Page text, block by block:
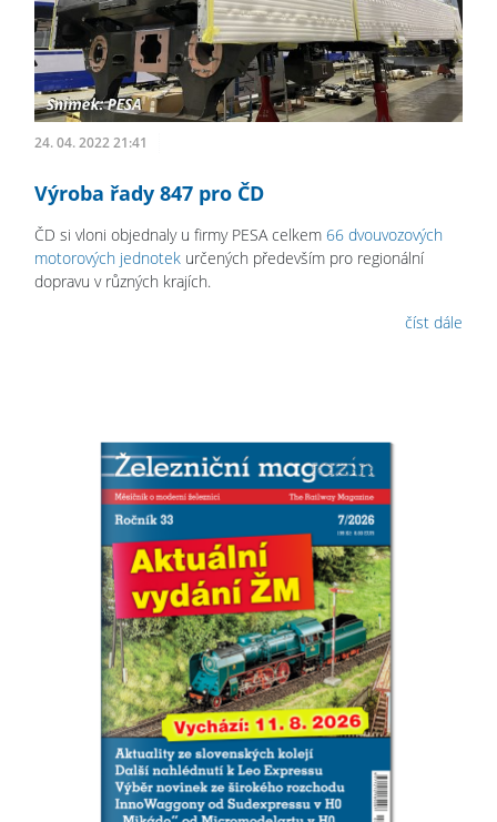
24. 04. 2022 21:41
Výroba řady 847 pro ČD
ČD si vloni objednaly u firmy PESA celkem 66 dvouvozových
motorových jednotek určených především pro regionální
dopravu v různých krajích.
číst dále